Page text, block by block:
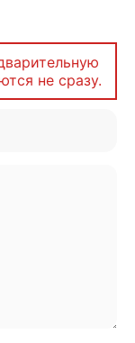
не сразу.